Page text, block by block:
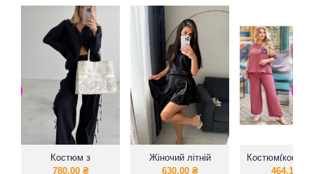
Костюм з
натуральної
780,00 ₴
Жіночий літній
костюм спідниця з
630,00 ₴
на резинке)
464,16